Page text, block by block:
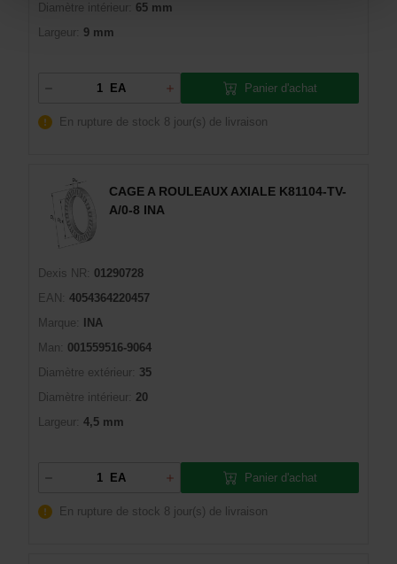
Diamètre intérieur: 65 mm
Largeur: 9 mm
EA Panier d'achat
En rupture de stock 8 jour(s) de livraison
CAGE A ROULEAUX AXIALE K81104-TV-
A/0-8 INA
Dexis NR:
01290728
EAN:
4054364220457
Marque:
INA
Man:
001559516-9064
Diamètre extérieur: 35
Diamètre intérieur: 20
Largeur: 4,5 mm
EA Panier d'achat
En rupture de stock 8 jour(s) de livraison